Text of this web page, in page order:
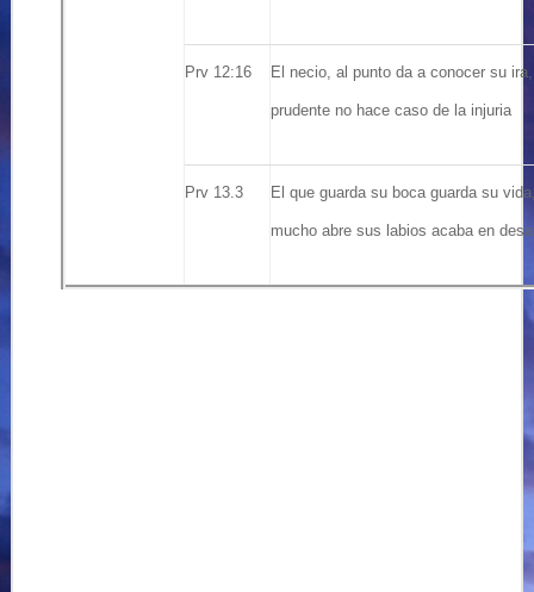
Prv 12:16 El necio, al punto da a conocer su
prudente no hace caso de la injuria
Prv 13.3 El que guarda su boca guarda su
mucho abre sus labios acaba en